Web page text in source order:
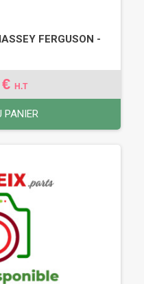
FERGUSON -
H.T
PANIER